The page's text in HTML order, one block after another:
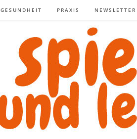
GESUNDHEIT PRAXIS NEWSLETTER